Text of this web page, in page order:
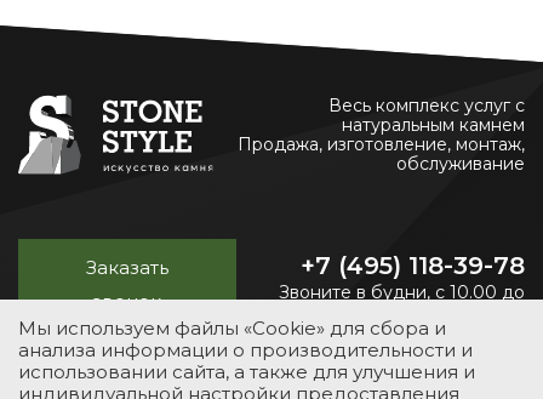
Весь комплекс услуг с
натуральным камнем
Продажа, изготовление, монтаж,
обслуживание
Заказать
звонок
+7 (495) 118-39-78
Звоните в будни, с 10.00 до
Мы используем файлы «Cookie» для сбора и
анализа информации о производительности и
использовании сайта, а также для улучшения и
индивидуальной настройки предоставления